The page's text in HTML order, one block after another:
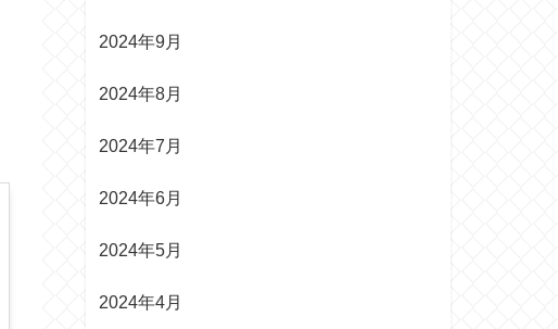
2024年9月
2024年8月
2024年7月
2024年6月
2024年5月
2024年4月